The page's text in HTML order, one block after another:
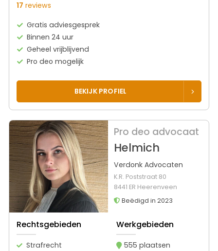
17 reviews
Gratis adviesgesprek
Binnen 24 uur
Geheel vrijblijvend
Pro deo mogelijk
BEKIJK PROFIEL
Pro deo advocaat
Helmich
Verdonk Advocaten
K.R. Poststraat 80
8441 ER Heerenveen
Beëdigd in 2023
Rechtsgebieden
Strafrecht
Werkgebieden
555 plaatsen